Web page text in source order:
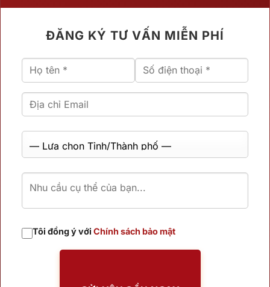
ĐĂNG KÝ TƯ VẤN MIỄN PHÍ
Tôi đồng ý với Chính sách bảo mật